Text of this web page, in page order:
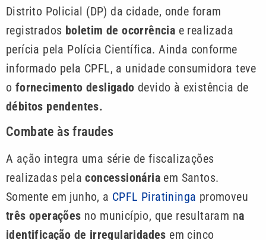
Distrito Policial (DP) da cidade, onde foram
registrados boletim de ocorrência e realizada
perícia pela Polícia Científica. Ainda conforme
informado pela CPFL, a unidade consumidora teve
o fornecimento desligado devido à existência de
débitos pendentes.
Combate às fraudes
A ação integra uma série de fiscalizações
realizadas pelaconcessionária em Santos.
Somente em junho, a CPFL Piratininga promoveu
três operações no município, que resultaram na
identificação de irregularidades em cinco